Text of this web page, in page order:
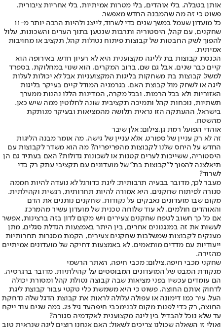
אותן בטבלה. בלי אוהדים, בלי מטרות אמיתיות, בלי אחריות ציבורית.
פשוט כי זה מה שהמבנה החדש מאפשר.
כל מועדון שעמל במשך שנים כדי לשרוד, לייצג ולהיות הרבה יותר מ-11
שחקנים, עם קהל, היסטוריה ותרבות שנטען בתוך הערים והשכונות, עלול
להפוך לשק החבטות של קבוצות פיתוח נטולות קהל, תקציב או מחויבות
אמיתית.
הכנסת קבוצות בת לליגה מקצוענית היא לא רעיון חדש. באירופה הוא
קיים כבר שנים. אבל גם שם, ברוב המקרים, הוא שנוי במחלוקת. בספרד
למשל, קבוצות בת משחקות בליגות המקצועניות אבל לא יכולות לעלות
ליגה או לשחק מול קבוצת האם. בגרמניה המודל קיים בעיקר בליגות
האזוריות ולא בכל הרמות. ובכל מקרה, המדינות הללו נהנות ממערך
תשתיות, נוכחות קהל ותמיכה תקציבית שונה לחלוטין ממה שיש כאן.
בישראל, ההעתקה הזו נראית תלושה מהמציאות ובעיקר מנותקת
מהשטח.
אוהדי הפועל רמת גן,צילום: אלן שיבר
זה לא רק עניין של ספורט, אלא עניין של גישה. מה אומר מבנה הליגות
החדש על היחס שלנו לקבוצות מהפריפריה? מה הוא משדר לקבוצות עם
היסטוריה, ששייכות לערים קטנות או לשכונות גדולות? האם בעתיד גם הן
תיאלצנה להפוך ל״קבוצות בת״ של מועדונים עם תקציבי עתק רק כדי
לשרוד?
מעבר לכך, מדובר בבעיה תרבותית: ליגת כדורגל לא נועדה להיות חממה
סגורה לפיתוח שחקנים. היא אמורה להיות תחרותית, רגשית וקהילתית.
מקום שבו מועדונים נאבקים על נקודות, שחקנים נותנים את הדם
והאוהדים חולמים. לא עוד שלוחה טכנית של מועדון עשיר מהמרכז.
אם כל כך חשוב לטפח שחקנים צעירים ויש מקום לדון בזה ברצינות, אפשר
לעשות את זה במנגנונים אחרים, בין היתר באמצעות הגדלת סגלים, מתן
מענקים לקבוצות שמשלבות שחקנים צעירים, הקמת מסגרות תחרותיות
ייעודיות עם מדדים מותאמים. לא באמצעות דחיקה של מועדונים אמיתיים
מהזירה.
שחקני מכבי חיפה,צילום: מכבי חיפה, האתר הרשמי
מנקודת המבט של המועדונים המבוססים על קהילתיות, מדובר ברגרסיה.
הם עומדים עכשיו בפני מציאות שבה קבוצה נטולת קהל ומסורת יכולה
לדחוק אותם החוצה, פשוט כי היא משמשת כלי טקטי עבור קבוצת ליגת
העל. עיר כמו דימונה או עפולה עלולה לראות את קבוצת הדגל שלה נדחקת
החוצה, רק כדי לפנות מקום לבנימכבי חיפה
עד גיל 23. כמה שנים עוד ייקח
עד שלא נוכל להבדיל בין ליגה מקצוענית לאקדמיה סגורה?
ואולי זו השאלה שכולנו צריכים לשאול: האם אנחנו רוצים ליגה שנראית טוב